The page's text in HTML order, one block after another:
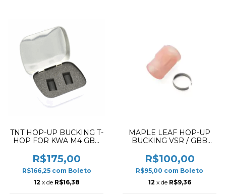
TNT HOP-UP BUCKING T-
HOP FOR KWA M4 GBB
R$175,00
R$166,25 com Boleto
12 x de R$16,38
MAPLE LEAF HOP-UP
BUCKING VSR / GBB
DESEPTICONS SILICONE
80º
R$100,00
R$95,00 com Boleto
12 x de R$9,36